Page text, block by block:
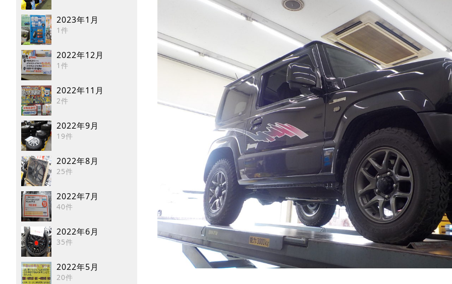
2023年1月
1件
2022年12月
1件
2022年11月
2件
2022年9月
19件
2022年8月
25件
2022年7月
40件
2022年6月
35件
2022年5月
20件